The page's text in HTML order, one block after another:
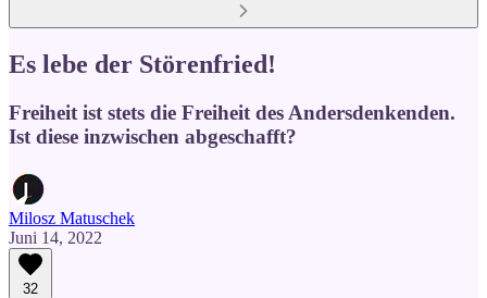
Es lebe der Störenfried!
Freiheit ist stets die Freiheit des Andersdenkenden.
Ist diese inzwischen abgeschafft?
Milosz Matuschek
Juni 14, 2022
32